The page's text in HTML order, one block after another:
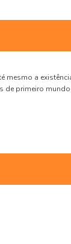
mesmo a
de primeiro